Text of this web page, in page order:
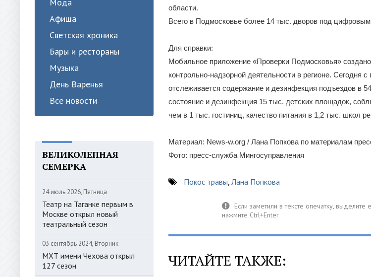
Афиша
Светская хроника
Бары и рестораны
Музыка
День Варенья
Все новости
ВЕЛИКОЛЕПНАЯ
СЕМЕРКА
24 июль 2026, Пятница
Театр на Таганке первым в
Москве открыл новый
театральный сезон
03 сентябрь 2024, Вторник
МХТ имени Чехова открыл
127 сезон
области.
Всего в Подмосковье более 14 тыс. дворов под цифровым
Для справки:
Мобильное приложение «Проверки Подмосковья»
контрольно-надзорной деятельности в регионе. Сегодня
отслеживается содержание и дезинфекция подъездов в
состояние и дезинфекция 15 тыс. детских площадок,
чем в 1 тыс. гостиниц, качество питания в 1,2 тыс. школ
Материал: News-w.org / Лана Попкова по материалам
Фото: пресс-служба Мингосуправления
Покос травы, Лана Попкова
ЧИТАЙТЕ ТАКЖЕ: